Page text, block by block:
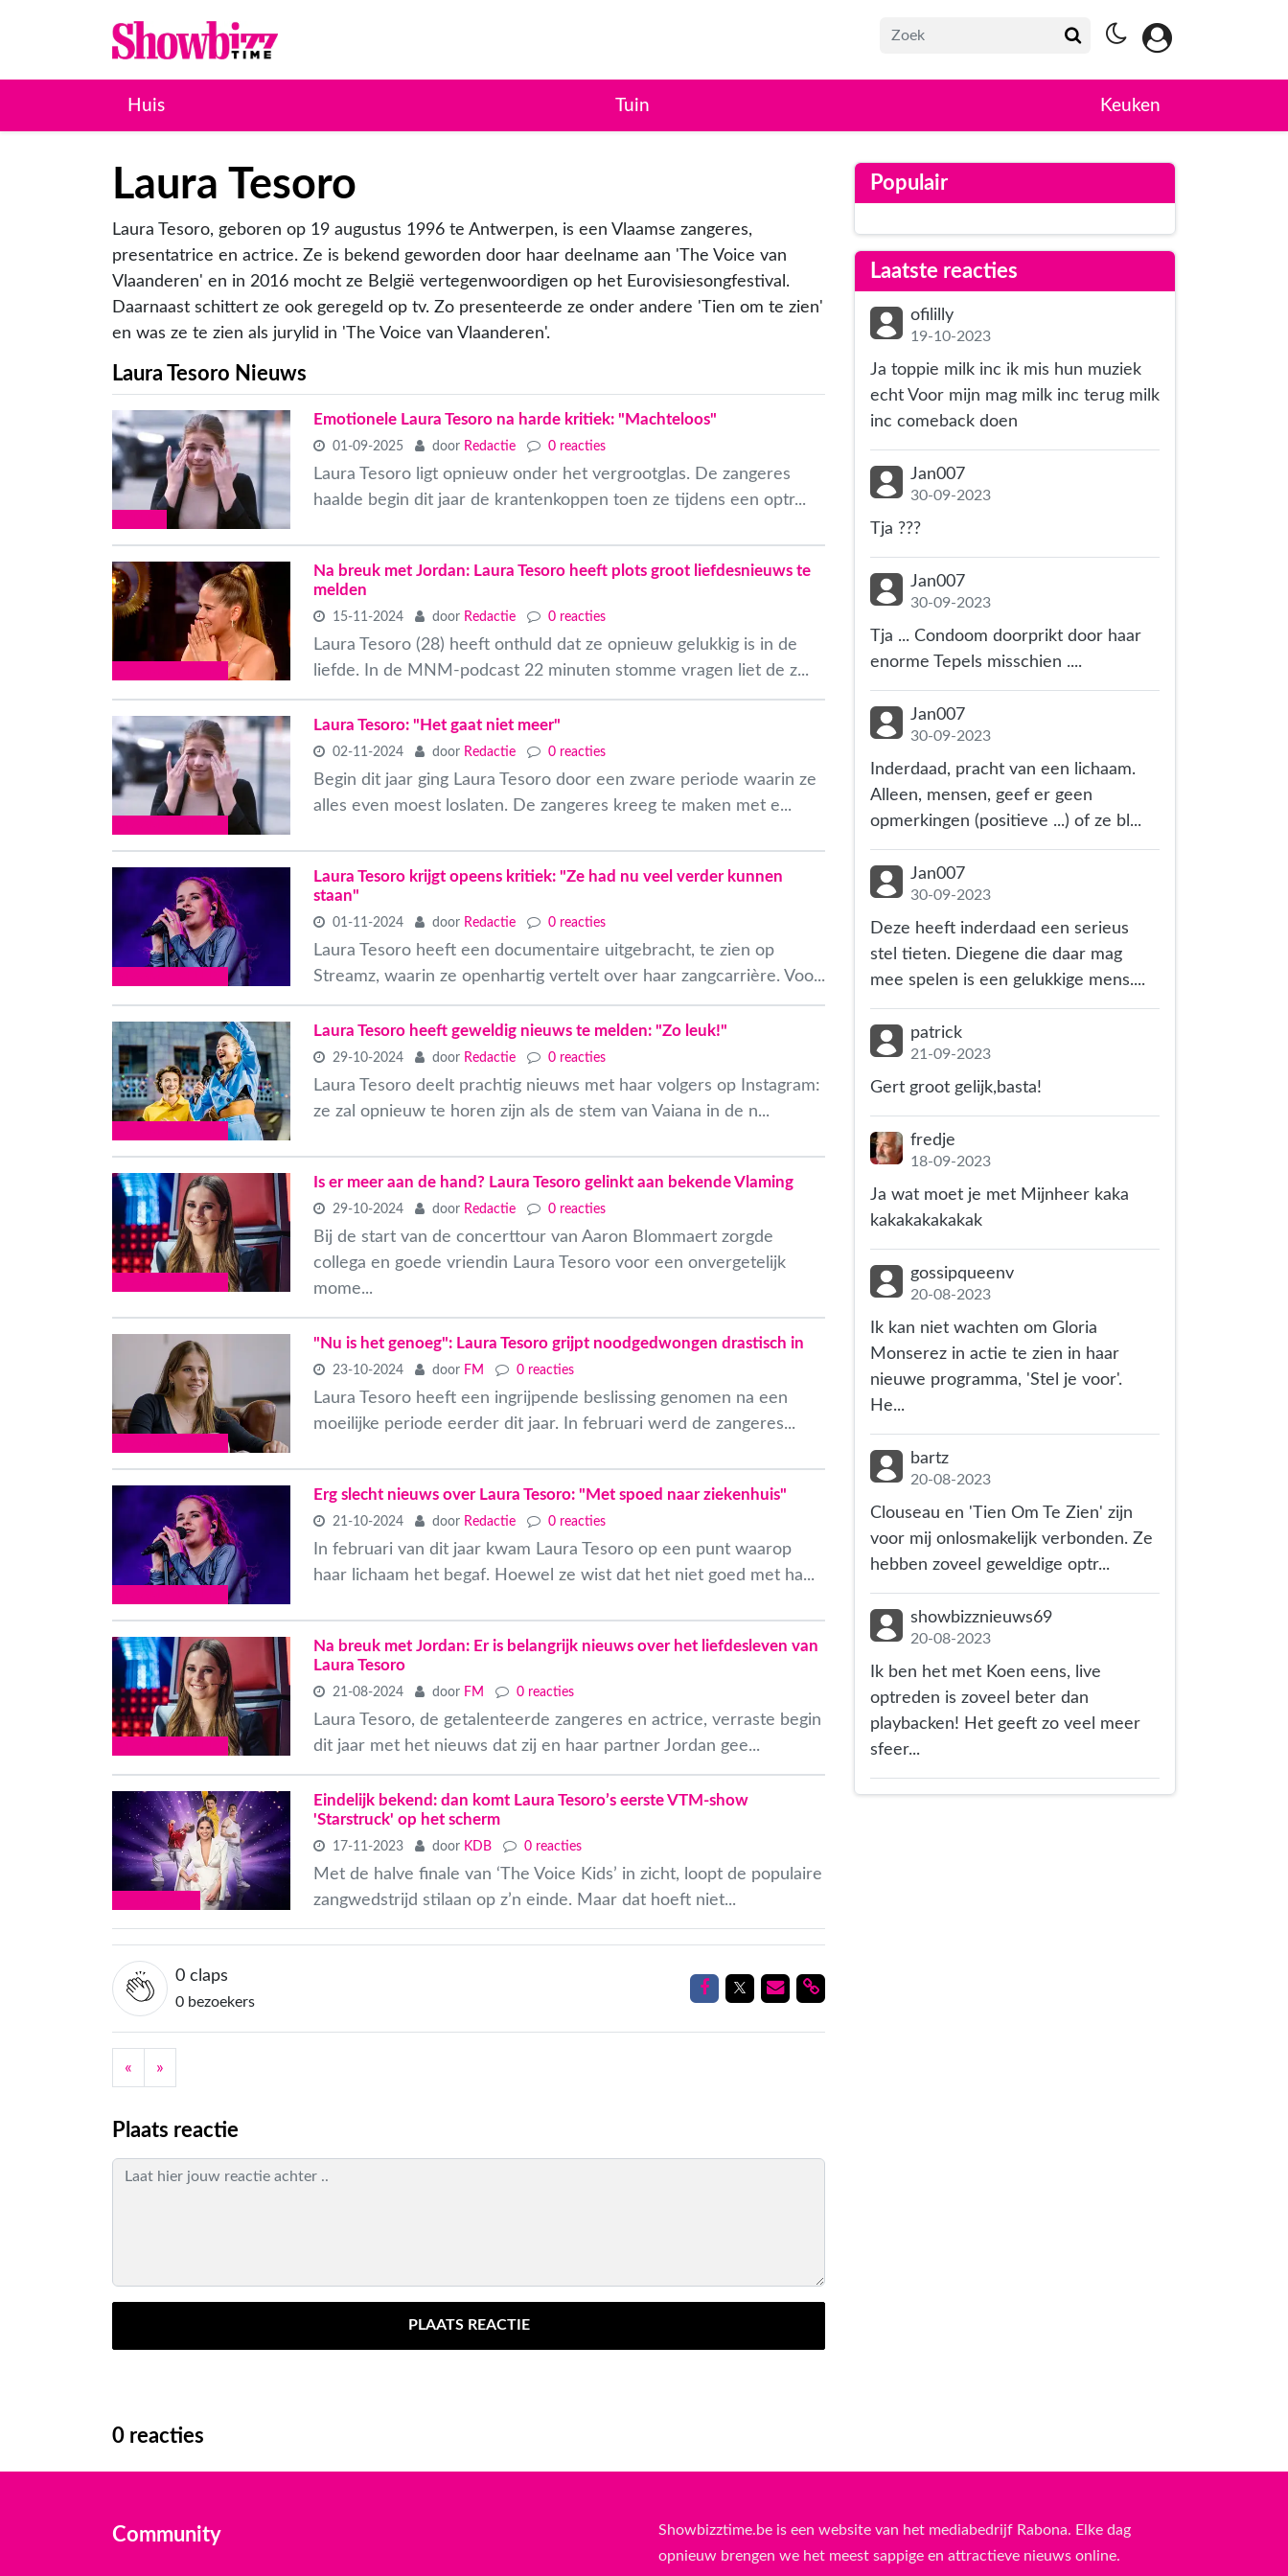
Huis Tuin Keuken
Laura Tesoro
Laura Tesoro, geboren op 19 augustus 1996 te Antwerpen, is een Vlaamse zangeres,
presentatrice en actrice. Ze is bekend geworden door haar deelname aan 'The Voice van
Vlaanderen' en in 2016 mocht ze België vertegenwoordigen op het Eurovisiesongfestival.
Daarnaast schittert ze ook geregeld op tv. Zo presenteerde ze onder andere 'Tien om te zien'
en was ze te zien als jurylid in 'The Voice van Vlaanderen'.
Laura Tesoro Nieuws
Emotionele Laura Tesoro na harde kritiek: "Machteloos"
01-09-2025 door Redactie 0 reacties
Laura Tesoro ligt opnieuw onder het vergrootglas. De zangeres
haalde begin dit jaar de krantenkoppen toen ze tijdens een optr...
Na breuk met Jordan: Laura Tesoro heeft plots groot liefdesnieuws te
melden
15-11-2024 door Redactie 0 reacties
Laura Tesoro (28) heeft onthuld dat ze opnieuw gelukkig is in de
liefde. In de MNM-podcast 22 minuten stomme vragen liet de z...
Laura Tesoro: "Het gaat niet meer"
02-11-2024 door Redactie 0 reacties
Begin dit jaar ging Laura Tesoro door een zware periode waarin ze
alles even moest loslaten. De zangeres kreeg te maken met e...
Laura Tesoro krijgt opeens kritiek: "Ze had nu veel verder kunnen
staan"
01-11-2024 door Redactie 0 reacties
Laura Tesoro heeft een documentaire uitgebracht, te zien op
Streamz, waarin ze openhartig vertelt over haar zangcarrière. Voo...
Laura Tesoro heeft geweldig nieuws te melden: "Zo leuk!"
29-10-2024 door Redactie 0 reacties
Laura Tesoro deelt prachtig nieuws met haar volgers op Instagram:
ze zal opnieuw te horen zijn als de stem van Vaiana in de n...
Is er meer aan de hand? Laura Tesoro gelinkt aan bekende Vlaming
29-10-2024 door Redactie 0 reacties
Bij de start van de concerttour van Aaron Blommaert zorgde
collega en goede vriendin Laura Tesoro voor een onvergetelijk
mome...
"Nu is het genoeg": Laura Tesoro grijpt noodgedwongen drastisch in
23-10-2024 door FM 0 reacties
Laura Tesoro heeft een ingrijpende beslissing genomen na een
moeilijke periode eerder dit jaar. In februari werd de zangeres...
Erg slecht nieuws over Laura Tesoro: "Met spoed naar ziekenhuis"
21-10-2024 door Redactie 0 reacties
In februari van dit jaar kwam Laura Tesoro op een punt waarop
haar lichaam het begaf. Hoewel ze wist dat het niet goed met ha...
Na breuk met Jordan: Er is belangrijk nieuws over het liefdesleven van
Laura Tesoro
21-08-2024 door FM 0 reacties
Laura Tesoro, de getalenteerde zangeres en actrice, verraste begin
dit jaar met het nieuws dat zij en haar partner Jordan gee...
Eindelijk bekend: dan komt Laura Tesoro’s eerste VTM-show
'Starstruck' op het scherm
17-11-2023 door KDB 0 reacties
Met de halve finale van ‘The Voice Kids’ in zicht, loopt de populaire
zangwedstrijd stilaan op z’n einde. Maar dat hoeft niet...
0 claps
0 bezoekers
Delen op Facebook
Delen op Twitter
Delen via Mail
Delen via link
« »
Plaats reactie
PLAATS REACTIE
0 reacties
Populair
Laatste reacties
ofililly
19-10-2023
Ja toppie milk inc ik mis hun muziek
echt Voor mijn mag milk inc terug milk
inc comeback doen
Jan007
30-09-2023
Tja ???
Jan007
30-09-2023
Tja ... Condoom doorprikt door haar
enorme Tepels misschien ....
Jan007
30-09-2023
Inderdaad, pracht van een lichaam.
Alleen, mensen, geef er geen
opmerkingen (positieve ...) of ze bl...
Jan007
30-09-2023
Deze heeft inderdaad een serieus
stel tieten. Diegene die daar mag
mee spelen is een gelukkige mens....
patrick
21-09-2023
Gert groot gelijk,basta!
fredje
18-09-2023
Ja wat moet je met Mijnheer kaka
kakakakakakak
gossipqueenv
20-08-2023
Ik kan niet wachten om Gloria
Monserez in actie te zien in haar
nieuwe programma, 'Stel je voor'.
He...
bartz
20-08-2023
Clouseau en 'Tien Om Te Zien' zijn
voor mij onlosmakelijk verbonden. Ze
hebben zoveel geweldige optr...
showbizznieuws69
20-08-2023
Ik ben het met Koen eens, live
optreden is zoveel beter dan
playbacken! Het geeft zo veel meer
sfeer...
Community
Showbizztime.be is een website van het mediabedrijf Rabona. Elke dag
opnieuw brengen we het meest sappige en attractieve nieuws online.